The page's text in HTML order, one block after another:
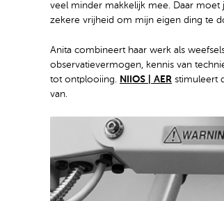
veel minder makkelijk mee. Daar
zekere vrijheid om mijn eigen ding te
Anita combineert haar werk als
observatievermogen, kennis van
tot ontplooiing.
NIIOS | AER stimuleert
van.